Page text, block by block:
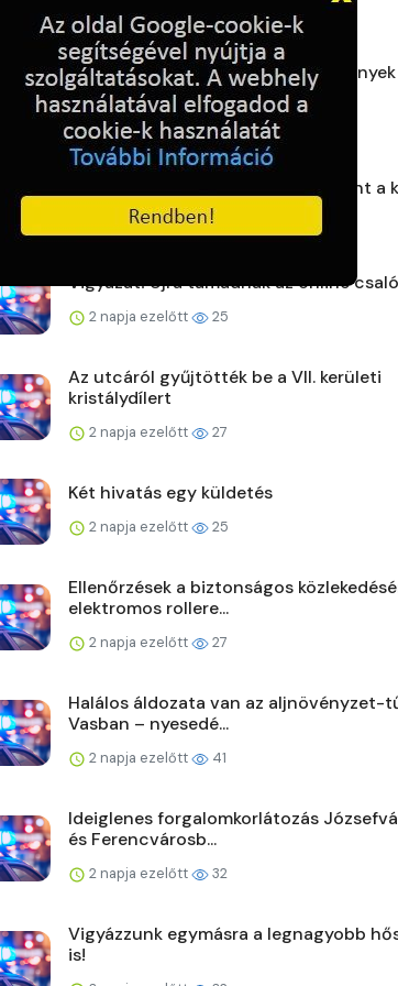
2 napja ezelőtt
Hasznos tudás, felejthetetlen élmények
2 napja ezelőtt 23
Újabb online csalás – 32 millió forint a
2 napja ezelőtt 23
Vigyázat! Újra támadnak az online
2 napja ezelőtt 25
Az utcáról gyűjtötték be a VII. kerületi
kristálydílert
2 napja ezelőtt 27
Két hivatás egy küldetés
2 napja ezelőtt 25
Ellenőrzések a biztonságos
elektromos rollere...
2 napja ezelőtt 27
Halálos áldozata van az aljnövényzet-
Vasban – nyesedé...
2 napja ezelőtt 41
Ideiglenes forgalomkorlátozás
és Ferencvárosb...
2 napja ezelőtt 32
Vigyázzunk egymásra a legnagyobb
is!